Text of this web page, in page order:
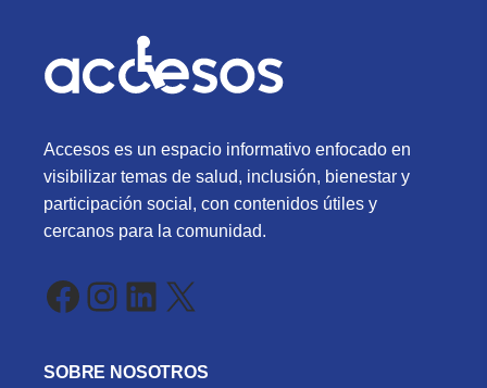
Accesos es un espacio informativo enfocado en
visibilizar temas de salud, inclusión, bienestar y
participación social, con contenidos útiles y
cercanos para la comunidad.
Facebook
Instagram
LinkedIn
X
SOBRE NOSOTROS